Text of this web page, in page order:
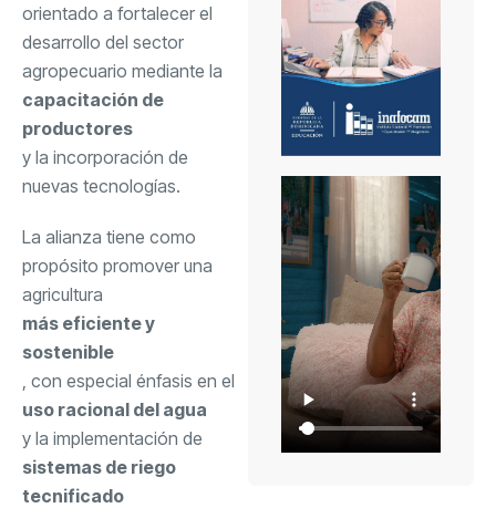
orientado a fortalecer el
desarrollo del sector
agropecuario mediante la
capacitación de
productores
y la incorporación de
nuevas tecnologías.
La alianza tiene como
propósito promover una
agricultura
más eficiente y
sostenible
, con especial énfasis en el
uso racional del agua
y la implementación de
sistemas de riego
tecnificado